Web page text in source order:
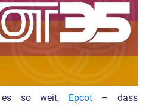
so weit, Epcot– dass